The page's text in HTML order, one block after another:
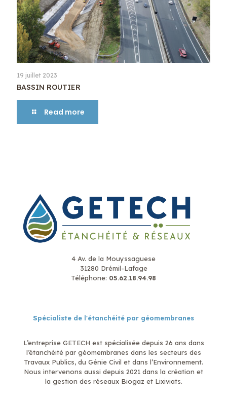
19 juillet 2023
BASSIN ROUTIER
Read more
4 Av. de la Mouyssaguese
31280 Drémil-Lafage
Téléphone: 05.62.18.94.98
Spécialiste de l'étanchéité par géomembranes
L’entreprise GETECH est spécialisée depuis 26 ans dans
l’étanchéité par géomembranes dans les secteurs des
Travaux Publics, du Génie Civil et dans l’Environnement.
Nous intervenons aussi depuis 2021 dans la création et
la gestion des réseaux Biogaz et Lixiviats.